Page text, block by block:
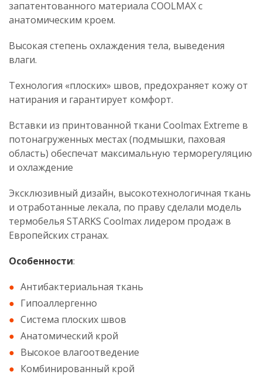
запатентованного материала COOLMAX c
анатомическим кроем.
Высокая степень охлаждения тела, выведения
влаги.
Технология «плоских» швов, предохраняет кожу от
натирания и гарантирует комфорт.
Вставки из принтованной ткани Coolmax Extreme в
потонагруженных местах (подмышки, паховая
область) обеспечат максимальную терморегуляцию
и охлаждение
Эксклюзивный дизайн, высокотехнологичная ткань
и отработанные лекала, по праву сделали модель
термобелья STARKS Coolmax лидером продаж в
Европейских странах.
Особенности:
Антибактериальная ткань
Гипоаллергенно
Система плоских швов
Анатомический крой
Высокое влагоотведение
Комбинированный крой